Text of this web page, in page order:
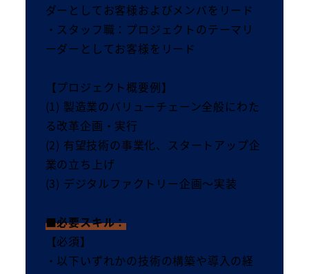
ダーとしてお客様およびメンバをリード
・スタッフ職：プロジェクトのテーマリ
ーダーとしてお客様をリード
【プロジェクト概要例】
(1) 製造業のバリューチェーン全般にわた
る改革企画・実行
(2) 有望技術の事業化、スタートアップ企
業の立ち上げ
(3) デジタルファクトリー企画～実装
■必要スキル：
【必須】
・以下いずれかの技術の構築や導入の経